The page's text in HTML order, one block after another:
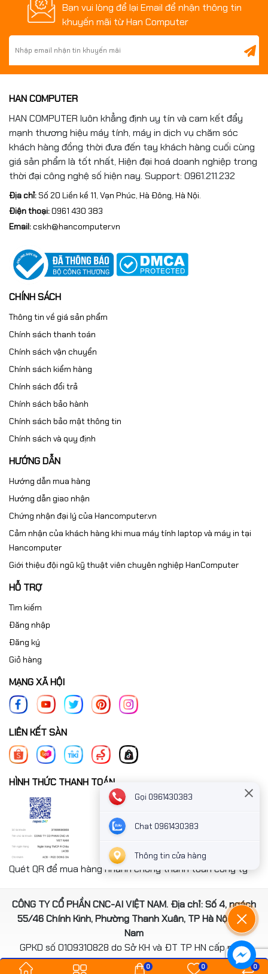
Bạn vui lòng để lại Email để nhận thông tin
khuyến mãi từ Han Computer
HAN COMPUTER
HAN COMPUTER luôn khẳng định uy tín và cam kết đẩy
mạnh thương hiệu máy tính, máy in dịch vụ chăm sóc
khách hàng đồng thời đưa đến tay khách hàng cuối cùng
giá sản phẩm là tốt nhất, Hiện đại hoá doanh nghiệp trong
thời đại công nghệ số hiện nay. Support: 0961.211.232
Địa chỉ:Số 20 Liền kề 11, Vạn Phúc, Hà Đông, Hà Nội.
Điện thoại:0961 430 383
Email:cskh@hancomputer.vn
CHÍNH SÁCH
Thông tin về giá sản phẩm
Chính sách thanh toán
Chính sách vận chuyển
Chính sách kiểm hàng
Chính sách đổi trả
Chính sách bảo hành
Chính sách bảo mật thông tin
Chính sách và quy định
HƯỚNG DẪN
Hướng dẫn mua hàng
Hướng dẫn giao nhận
Chứng nhận đại lý của Hancomputer.vn
Cảm nhận của khách hàng khi mua máy tính laptop và máy in tại
Hancomputer
Giới thiệu đội ngũ kỹ thuật viên chuyên nghiệp HanComputer
HỖ TRỢ
Tìm kiếm
Đăng nhập
Đăng ký
Giỏ hàng
MẠNG XÃ HỘI
LIÊN KẾT SÀN
HÌNH THỨC THANH TOÁN
Quét QR để mua hàng nhanh chóng thanh toán công ty
CÔNG TY CỔ PHẦN CNC-AI VIỆT NAM. Địa chỉ: Số 4, ngách
55/46 Chính Kinh, Phường Thanh Xuân, TP Hà Nội, Việt
Nam
GPKD số 0109310828 do Sở KH và ĐT TP HN cấp ngày
14/08/2020
0 0 0
Gọi 0961430383
Chat 0961430383
Thông tin cửa hàng